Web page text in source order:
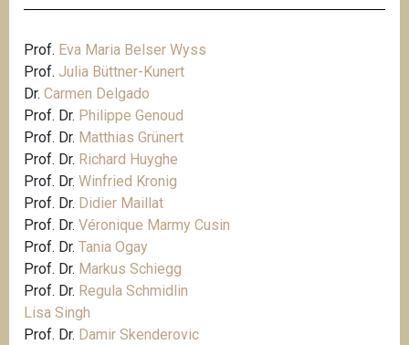
Prof. Eva Maria Belser Wyss
Prof. Julia Büttner-Kunert
Dr. Carmen Delgado
Prof. Dr. Philippe Genoud
Prof. Dr. Matthias Grünert
Prof. Dr. Richard Huyghe
Prof. Dr. Winfried Kronig
Prof. Dr. Didier Maillat
Prof. Dr. Véronique Marmy Cusin
Prof. Dr. Tania Ogay
Prof. Dr. Markus Schiegg
Prof. Dr. Regula Schmidlin
Lisa Singh
Prof. Dr. Damir Skenderovic